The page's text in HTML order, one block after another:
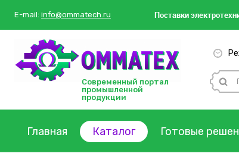
E-mail: info@ommatech.ru Поставки
Современный портал
промышленной
продукции
Главная Каталог Готовые